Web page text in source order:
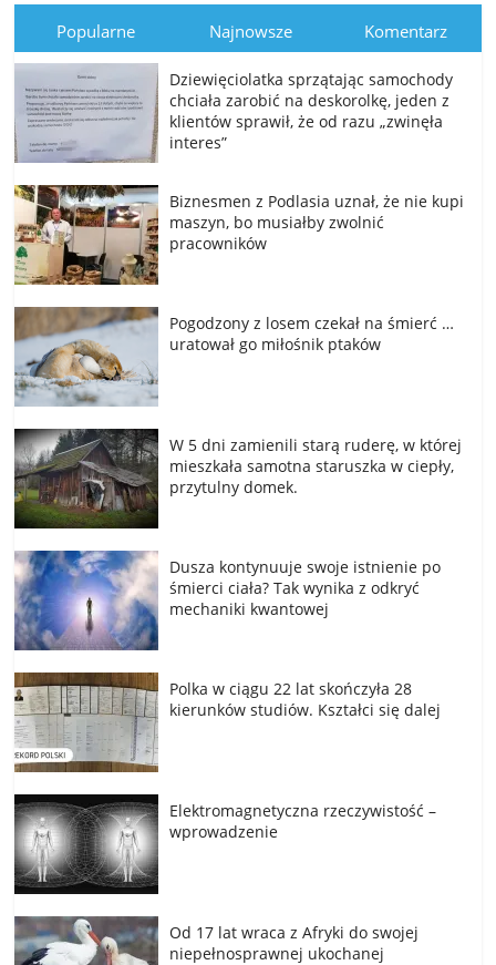
Popularne Najnowsze Komentarz
Dziewięciolatka sprzątając samochody
chciała zarobić na deskorolkę, jeden z
klientów sprawił, że od razu „zwinęła
interes”
Biznesmen z Podlasia uznał, że nie kupi
maszyn, bo musiałby zwolnić
pracowników
Pogodzony z losem czekał na śmierć …
uratował go miłośnik ptaków
W 5 dni zamienili starą ruderę, w której
mieszkała samotna staruszka w ciepły,
przytulny domek.
Dusza kontynuuje swoje istnienie po
śmierci ciała? Tak wynika z odkryć
mechaniki kwantowej
Polka w ciągu 22 lat skończyła 28
kierunków studiów. Kształci się dalej
Elektromagnetyczna rzeczywistość –
wprowadzenie
Od 17 lat wraca z Afryki do swojej
niepełnosprawnej ukochanej